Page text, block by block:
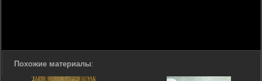
Похожие материалы: